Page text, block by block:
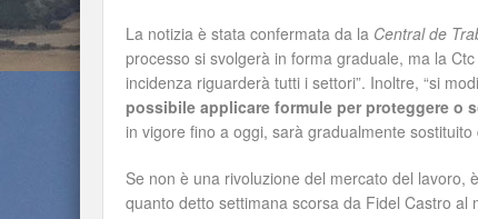
La notizia è stata confermata da la Central de
processo si svolgerà in forma graduale, ma la
incidenza riguarderà tutti i settori”. Inoltre, “si
possibile applicare formule per proteggere o
in vigore fino a oggi, sarà gradualmente sostituito
Se non è una rivoluzione del mercato del
quanto detto settimana scorsa da Fidel Castro al